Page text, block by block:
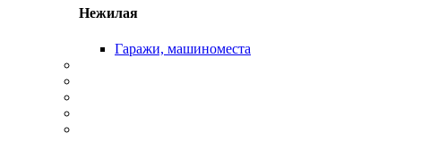
Нежилая
Гаражи, машиноместа